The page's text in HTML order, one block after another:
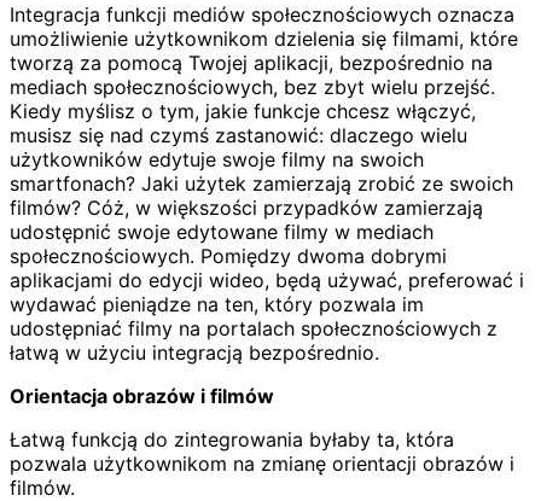
Integracja funkcji mediów społecznościowych oznacza
umożliwienie użytkownikom dzielenia się filmami, które
tworzą za pomocą Twojej aplikacji, bezpośrednio na
mediach społecznościowych, bez zbyt wielu przejść.
Kiedy myślisz o tym, jakie funkcje chcesz włączyć,
musisz się nad czymś zastanowić: dlaczego wielu
użytkowników edytuje swoje filmy na swoich
smartfonach? Jaki użytek zamierzają zrobić ze swoich
filmów? Cóż, w większości przypadków zamierzają
udostępnić swoje edytowane filmy w mediach
społecznościowych. Pomiędzy dwoma dobrymi
aplikacjami do edycji wideo, będą używać, preferować i
wydawać pieniądze na ten, który pozwala im
udostępniać filmy na portalach społecznościowych z
łatwą w użyciu integracją bezpośrednio.
Orientacja obrazów i filmów
Łatwą funkcją do zintegrowania byłaby ta, która
pozwala użytkownikom na zmianę orientacji obrazów i
filmów.